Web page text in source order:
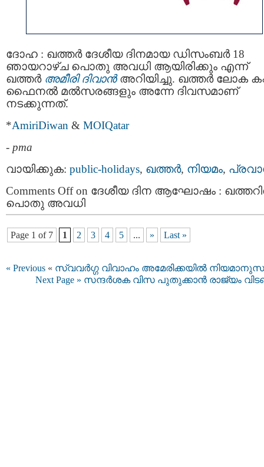
ദോഹ : ഖത്തര്‍ ദേശീയ ദിനമായ ഡിസംബർ 18
ഞായറാഴ്ച പൊതു അവധി ആയിരിക്കും എന്ന്
ഖത്തര്‍ അമീരി ദിവാന്‍ അറിയിച്ചു. ഖത്തര്‍ ലോക
ഫൈനല്‍ മല്‍സരങ്ങളും അന്നേ ദിവസമാണ്
നടക്കുന്നത്.
*AmiriDiwan & MOIQatar
- pma
വായിക്കുക: public-holidays, ഖത്തര്‍, നിയമം,
Comments Offon ദേശീയ ദിന ആഘോഷം :
പൊതു അവധി
Page 1 of 7 1 2 3 4 5 ... » Last »
« Previous « സ്വവര്‍ഗ്ഗ വിവാഹം അമേരിക്കയില്‍
Next Page » സന്ദര്‍ശക വിസ പുതുക്കാന്‍ രാജ്യം